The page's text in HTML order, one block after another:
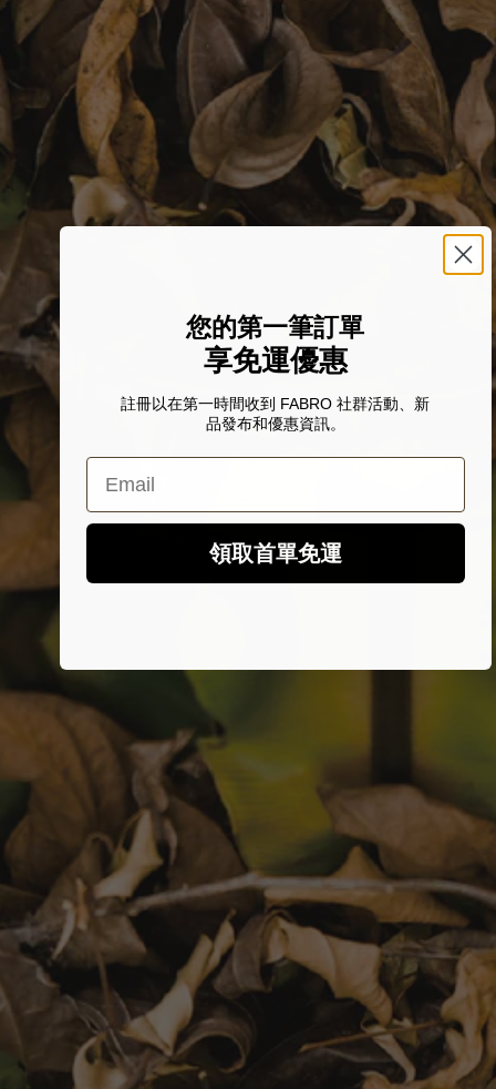
您的第一筆訂單
享免運優惠
註冊以在第一時間收到 FABRO 社群活動、新
品發布和優惠資訊。
Email
領取首單免運